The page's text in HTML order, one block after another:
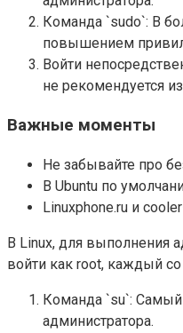
Команда `sudo`: В
повышением
Войти
не рекомендуется
Важные моменты
Не забывайте про
В Ubuntu по
Linuxphone.ru и
В Linux, для выполнения
войти как root, каждый
Команда `su`: Самый
администратора.